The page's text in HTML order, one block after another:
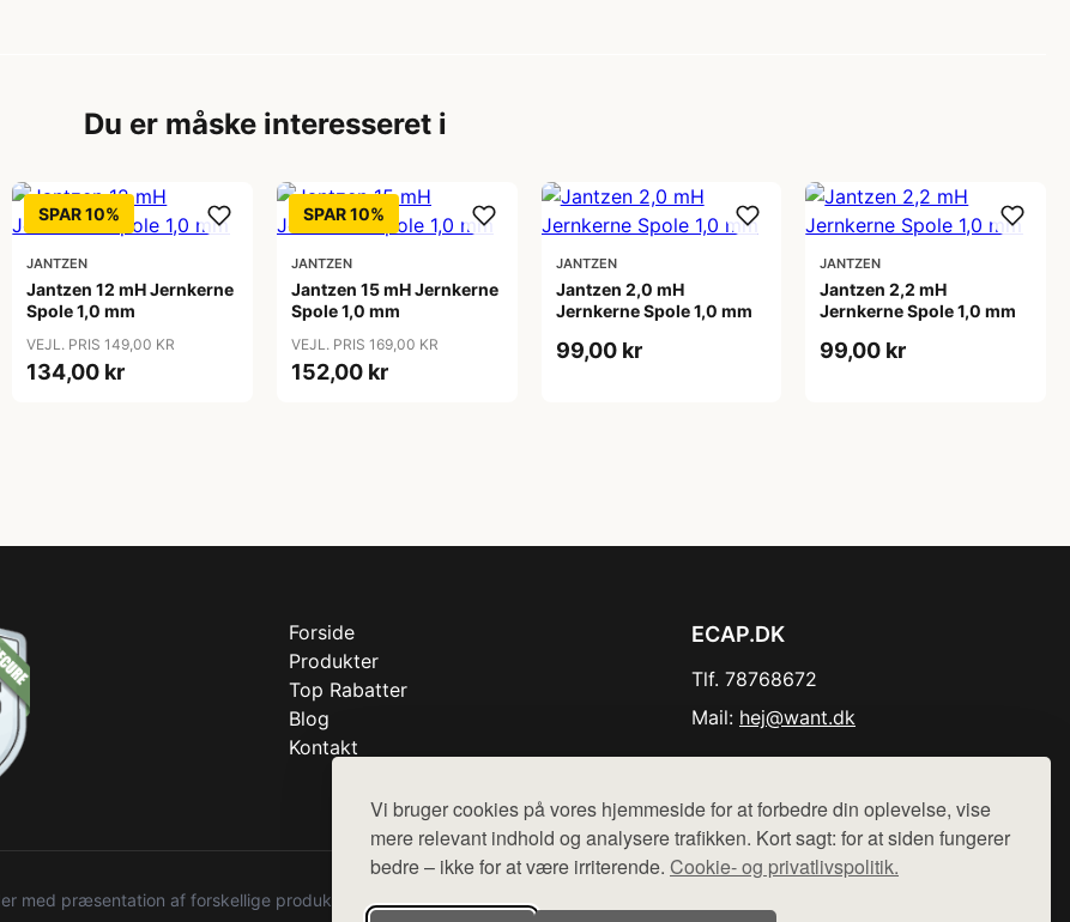
Vi bruger cookies på vores hjemmeside for at forbedre din oplevelse, vise
mere relevant indhold og analysere trafikken. Kort sagt: for at siden fungerer
bedre – ikke for at være irriterende. Cookie- og privatlivspolitik.
Du er måske interesseret i
SPAR 10%
JANTZEN
Jantzen 12 mH Jernkerne
Spole 1,0 mm
VEJL. PRIS 149,00 KR
134,00 kr
SPAR 10%
JANTZEN
Jantzen 15 mH Jernkerne
Spole 1,0 mm
VEJL. PRIS 169,00 KR
152,00 kr
JANTZEN
Jantzen 2,0 mH
Jernkerne Spole 1,0 mm
99,00 kr
JANTZEN
Jantzen 2,2 mH
Jernkerne Spole 1,0 mm
99,00 kr
Forside
Produkter
Top Rabatter
Blog
Kontakt
ECAP.DK
Tlf. 78768672
Mail: hej@want.dk
med præsentation af forskellige produkter fra diverse webshops. Der sælges ikke varer fra denne side - vi henviser til de shops,